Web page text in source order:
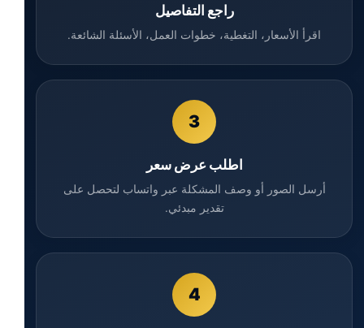
راجع التفاصيل
اقرأ الأسعار، التغطية، خطوات العمل، الأسئلة الشائعة.
3
اطلب عرض سعر
أرسل الصور أو وصف المشكلة عبر واتساب لتحصل على
تقدير مبدئي.
4